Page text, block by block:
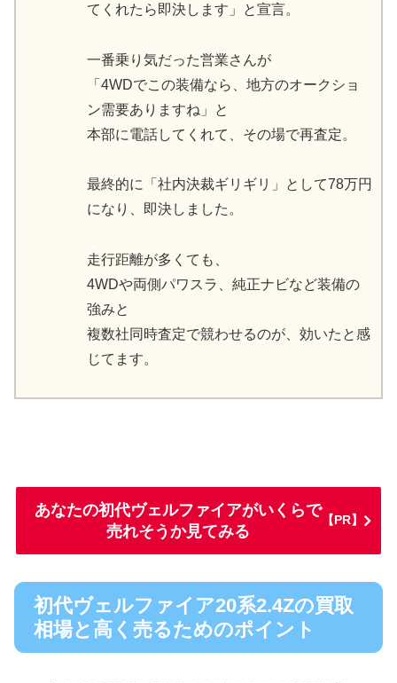
てくれたら即決します」と宣言。
一番乗り気だった営業さんが
「4WDでこの装備なら、地方のオークショ
ン需要ありますね」と
本部に電話してくれて、その場で再査定。
最終的に「社内決裁ギリギリ」として78万円
になり、即決しました。
走行距離が多くても、
4WDや両側パワスラ、純正ナビなど装備の
強みと
複数社同時査定で競わせるのが、効いたと感
じてます。
あなたの初代ヴェルファイアがいくらで
売れそうか見てみる
【PR】
初代ヴェルファイア20系2.4Zの買取
相場と高く売るためのポイント